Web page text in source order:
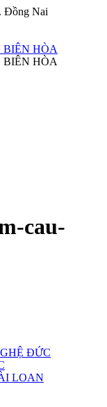
Đồng Nai
cau-
ĐỨC
LOAN